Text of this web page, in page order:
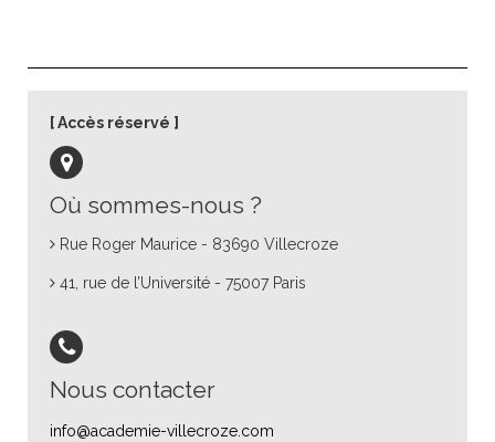
Où sommes-nous ?
Rue Roger Maurice - 83690 Villecroze
41, rue de l’Université - 75007 Paris
Nous contacter
info@academie-villecroze.com
Accès réservé